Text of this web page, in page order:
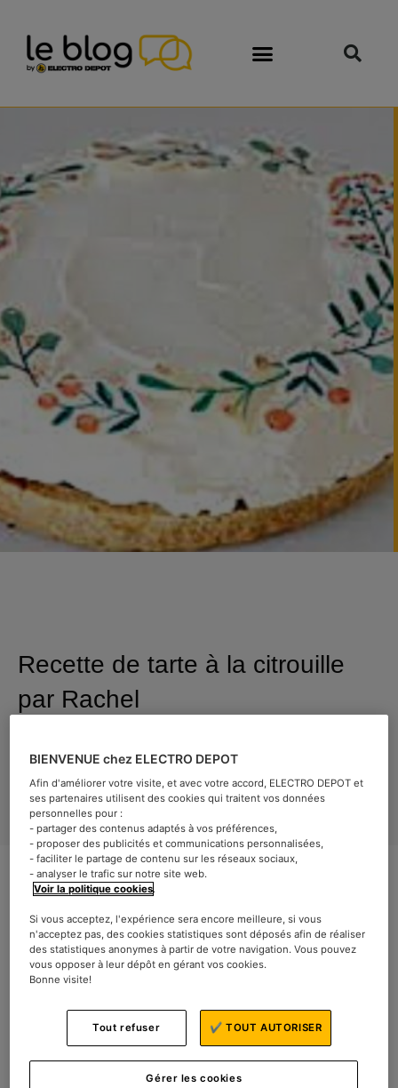
Recette de tarte à la citrouille
par Rachel
Catégorie : Recettes
Rachel vous propose une
recette délicieuse et de saison :
la tarte à la citrouille. Idéale
pour goûter une recette
originale, utiliser ses citrouilles,
BIENVENUE chez ELECTRO DEPOT
Afin d'améliorer votre visite, et avec votre accord, ELECTRO DEPOT et
ses partenaires utilisent des cookies qui traitent vos données
personnelles pour :
- partager des contenus adaptés à vos préférences,
- proposer des publicités et communications personnalisées,
- faciliter le partage de contenu sur les réseaux sociaux,
- analyser le trafic sur notre site web.
Voir la politique cookies.
Si vous acceptez, l'expérience sera encore meilleure, si vous
n'acceptez pas, des cookies statistiques sont déposés afin de réaliser
des statistiques anonymes à partir de votre navigation. Vous pouvez
vous opposer à leur dépôt en gérant vos cookies.
Bonne visite!
Gérer les cookies
Tout refuser ✔ TOUT AUTORISER